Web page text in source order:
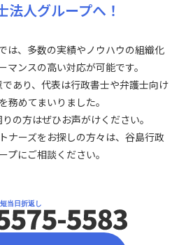
法人グループへ！
は、多数の実績やノウハウの組織化
マンスの高い対応が可能です。
あり、代表は行政書士や弁護士向け
務めてまいりました。
の方はぜひお声がけください。
ナーズをお探しの方々は、谷島行政
プにご相談ください。